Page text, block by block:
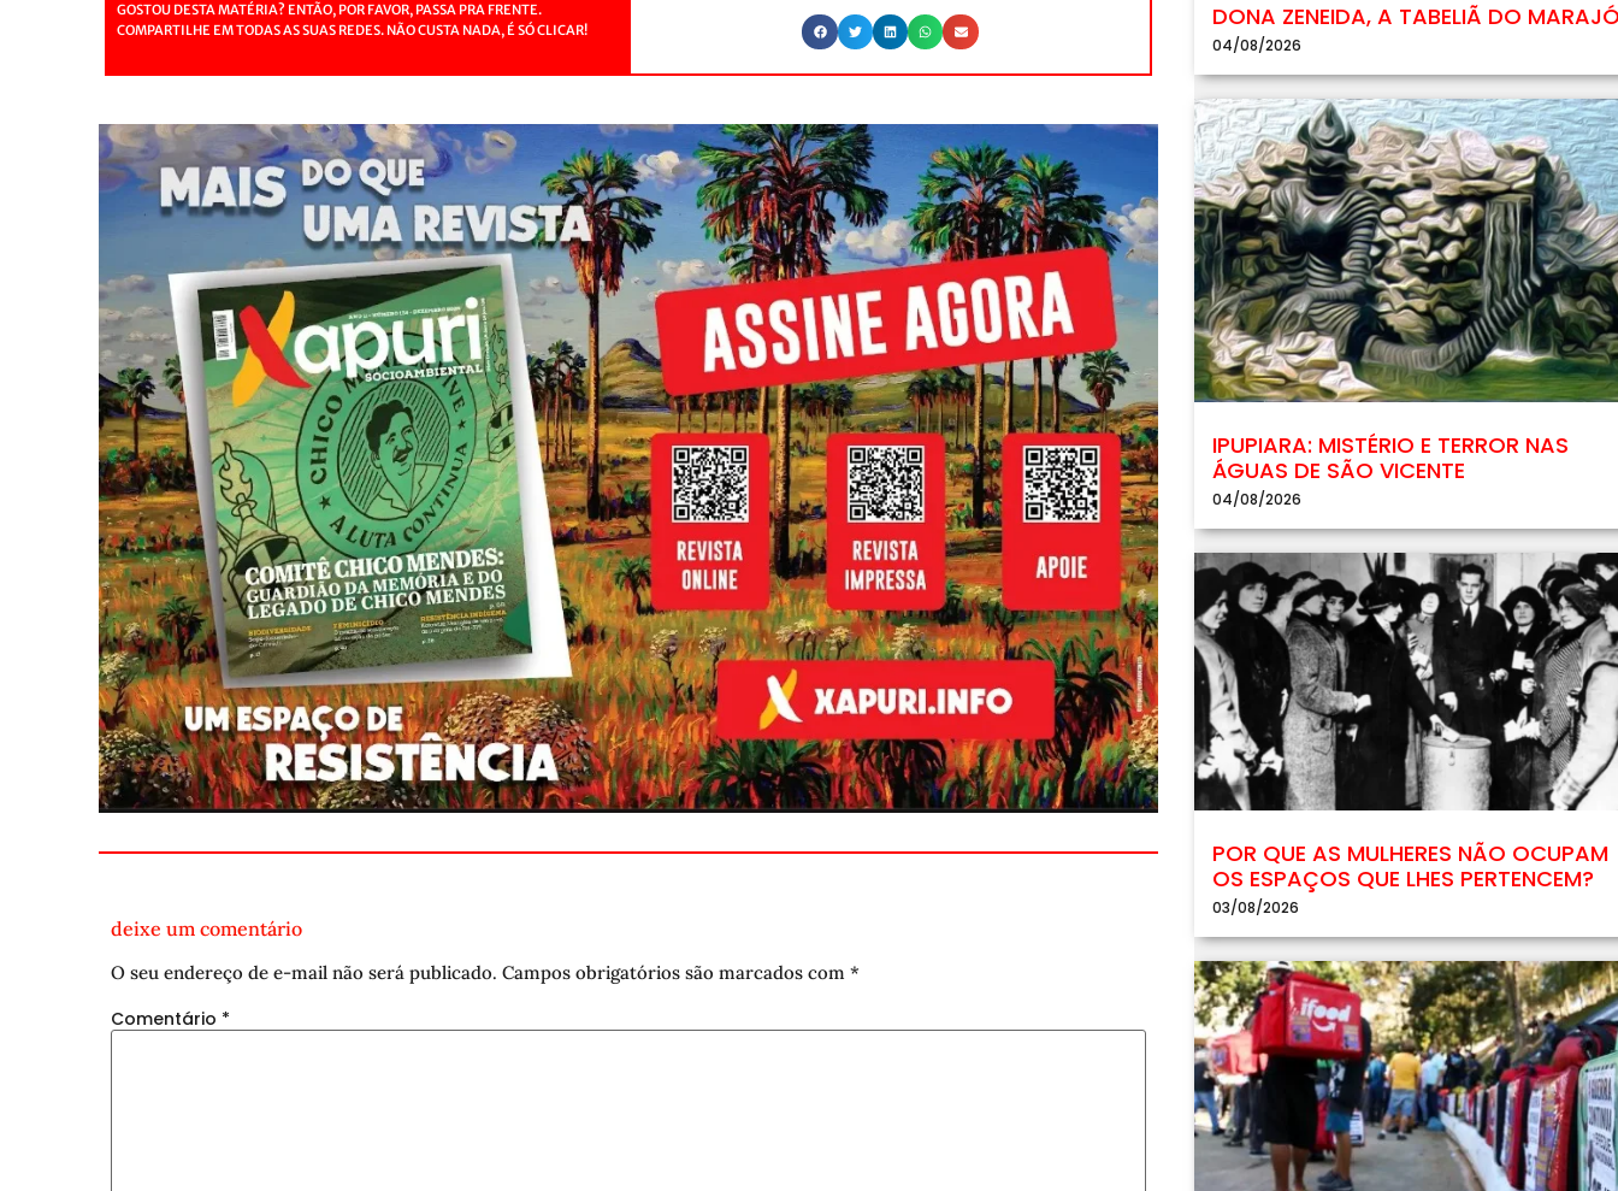
GOSTOU DESTA MATÉRIA? ENTÃO, POR FAVOR, PASSA PRA FRENTE.
COMPARTILHE EM TODAS AS SUAS REDES. NÃO CUSTA NADA, É SÓ CLICAR!
deixe um comentário
O seu endereço de e-mail não será publicado. Campos obrigatórios são marcados com *
Comentário *
DONA ZENEIDA, A TABELIÃ DO
04/08/2026
IPUPIARA: MISTÉRIO E TERROR NAS
ÁGUAS DE SÃO VICENTE
04/08/2026
POR QUE AS MULHERES NÃO OCUPAM
OS ESPAÇOS QUE LHES PERTENCEM?
03/08/2026